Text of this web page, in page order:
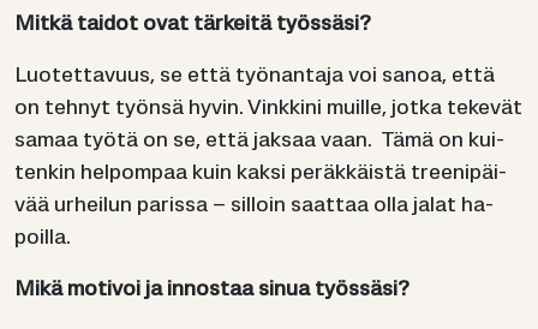
Mitkä tai­dot ovat tär­kei­tä työs­sä­si?
Luo­tet­ta­vuus, se että työ­nan­ta­ja voi sanoa, että
on teh­nyt työn­sä hyvin. Vink­ki­ni muil­le, jotka te­ke­vät
samaa työtä on se, että jak­saa vaan. Tämä on kui­
ten­kin hel­pom­paa kuin kaksi pe­räk­käis­tä tree­ni­päi­
vää ur­hei­lun pa­ris­sa – sil­loin saat­taa olla jalat ha­
poil­la.
Mikä mo­ti­voi ja in­nos­taa sinua työs­sä­si?